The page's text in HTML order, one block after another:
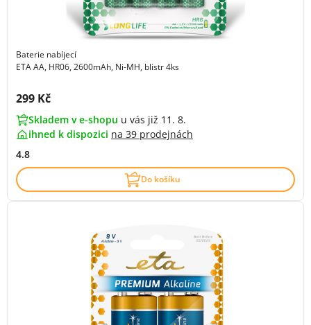
Baterie nabíjecí
ETA AA, HR06, 2600mAh, Ni-MH, blistr 4ks
Cena s DPH:
299 Kč
Skladem v e-shopu u vás již 11. 8.
ihned k dispozici na 39 prodejnách
4.8
Do košíku